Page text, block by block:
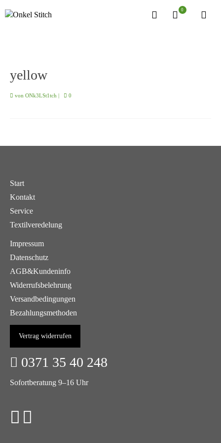
0
yellow
von ONk3LSt1tch | 0
Start
Kontakt
Service
Textilveredelung
Impressum
Datenschutz
AGB&Kundeninfo
Widerrufsbelehrung
Versandbedingungen
Bezahlungsmethoden
Vertrag widerrufen
0371 35 40 248
Sofortberatung 9–16 Uhr